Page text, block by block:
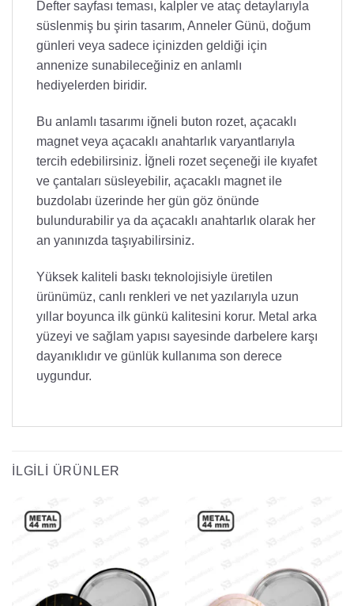
Defter sayfası teması, kalpler ve ataç detaylarıyla
süslenmiş bu şirin tasarım, Anneler Günü, doğum
günleri veya sadece içinizden geldiği için
annenize sunabileceğiniz en anlamlı
hediyelerden biridir.
Bu anlamlı tasarımı iğneli buton rozet, açacaklı
magnet veya açacaklı anahtarlık varyantlarıyla
tercih edebilirsiniz. İğneli rozet seçeneği ile kıyafet
ve çantaları süsleyebilir, açacaklı magnet ile
buzdolabı üzerinde her gün göz önünde
bulundurabilir ya da açacaklı anahtarlık olarak her
an yanınızda taşıyabilirsiniz.
Yüksek kaliteli baskı teknolojisiyle üretilen
ürünümüz, canlı renkleri ve net yazılarıyla uzun
yıllar boyunca ilk günkü kalitesini korur. Metal arka
yüzeyi ve sağlam yapısı sayesinde darbelere karşı
dayanıklıdır ve günlük kullanıma son derece
uygundur.
İLGILI ÜRÜNLER